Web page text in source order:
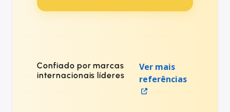
Confiado por marcas
internacionais líderes
Ver mais
referências